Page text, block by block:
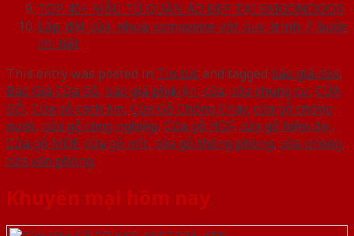
TOP 40+ MẪU TỦ QUẦN ÁO ĐẸP TẠI SAIGONDOOR
Lắp đặt cửa nhựa composite với quy trình 7 bước
chi tiết
This entry was posted in Tin tứcand tagged báo giá cửa,
Báo Giá Cửa Gỗ, báo giá phụ kiện, cửa, cửa chung cư, CỬA
GỖ, Cửa gỗ cách âm, Cửa Gỗ Chống Cháy, cửa gỗ chống
nước, cửa gỗ công nghiệp, Cửa gỗ HDF, cửa gỗ hiện đại,
Cửa gỗ MDF, cửa gỗ mfc, cửa gỗ thông phòng, cửa phòng,
cửa văn phòng.
Khuyến mại hôm nay